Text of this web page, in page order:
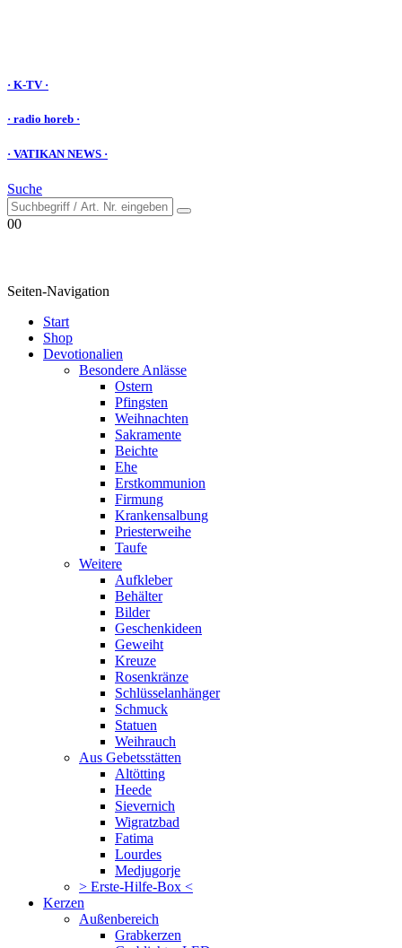
· K-TV ·
· radio horeb ·
· VATIKAN NEWS ·
Suche
00
Seiten-Navigation
Start
Shop
Devotionalien
Besondere Anlässe
Ostern
Pfingsten
Weihnachten
Sakramente
Beichte
Ehe
Erstkommunion
Firmung
Krankensalbung
Priesterweihe
Taufe
Weitere
Aufkleber
Behälter
Bilder
Geschenkideen
Geweiht
Kreuze
Rosenkränze
Schlüsselanhänger
Schmuck
Statuen
Weihrauch
Aus Gebetsstätten
Altötting
Heede
Sievernich
Wigratzbad
Fatima
Lourdes
Medjugorje
> Erste-Hilfe-Box <
Kerzen
Außenbereich
Grabkerzen